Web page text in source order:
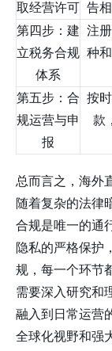
取经营许可 告
第四步：建
立税务合规
体系
注
种
第五步：合
规运营与申
报
按
款
总而言之，海外
随着复杂的法律
合规是唯一的通
隐私的严格保护
规，每一个环节
需要深入研究和
融入到日常运营
全球化视野和强